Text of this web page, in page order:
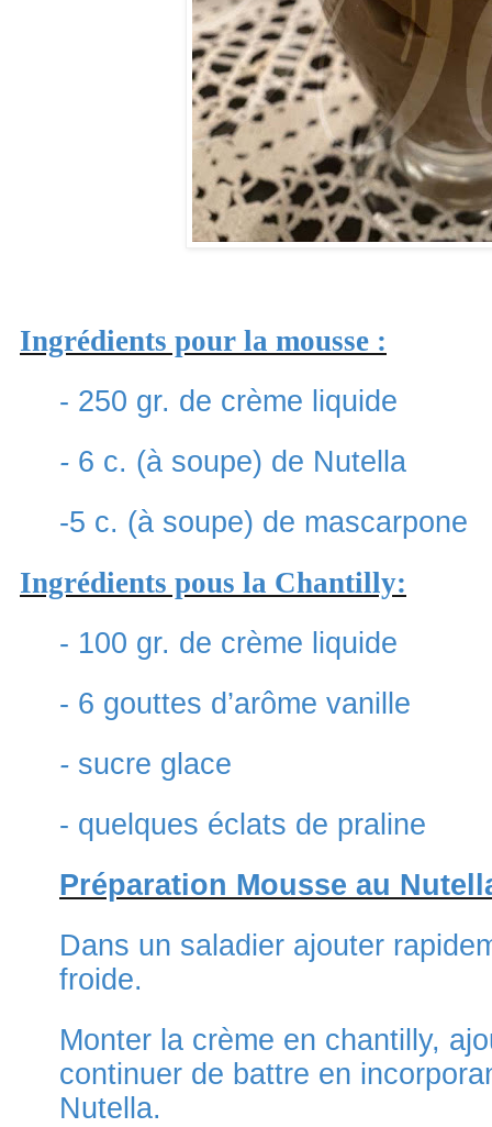
Ingrédients pour la mousse :
- 250 gr. de crème liquide
- 6 c. (à soupe) de Nutella
-5 c. (à soupe) de mascarpone
Ingrédients pous la Chantilly:
- 100 gr. de crème liquide
- 6 gouttes d’arôme vanille
- sucre glace
- quelques éclats de praline
Préparation Mousse au
Dans un saladier ajouter
froide.
Monter la crème en chantilly,
continuer de battre en
Nutella.